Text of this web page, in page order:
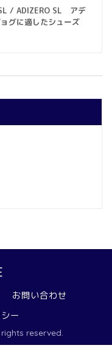
/ ADIZERO SL アデ
グに適したシューズ
お問い合わせ
ー
reserved.